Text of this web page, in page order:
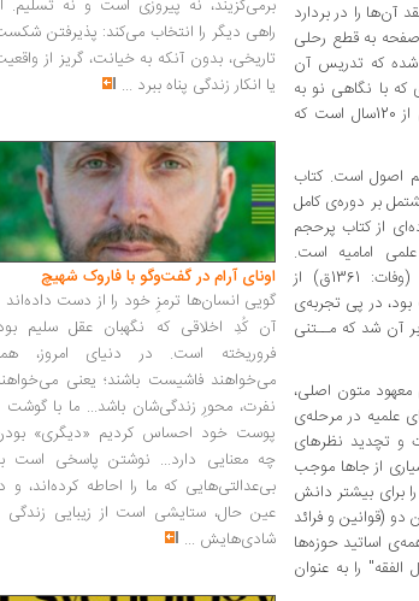
آن‌ها را در بردارد
و معمولا بعد از معالم تدریس می‌شده، ولی حجم زیاد آن (حدود 700صفحه به قطع رحلی
شده که تدریس آن
که با نگاهی نو به
علم اصول و مقوله بندی ادله ی استنباط احکام تألیف شده و بیش از 120سال است که
اصول است. کتاب
مولی محمدکاظم خراسانی (وفات: 1329ق) مشتمل بر دوره‌ی کامل
از کتاب پرحجم
امامیه است.
محمدرضامظفر که خود از شاگردان شیخ محمدحسین اصفهانی (وفات: 1361ق) از
در پی تجربه‌ی
آن شد که مــتنی
معهود متون اصلی،
علمیه در مرحله‌ی
و تچدید نظرهای
از جاها موجب
برای بیشتر دانش
(قوانین و فرائد
اساتید حوزه‌ها
را به عنوان
برمی‌گزیند، نه پیروزی است و نه تسلیم.
راهی دیگر را انتخاب می‌کند: پذیرفتن
تاریخی، بدون آنکه به خیانت، گریز از
یا انکار زندگی پناه ببرد ...
اونای آرام در گفت‌وگو با فاروک شهیچ‭
گویی انسان‌ها ترمزِ خود را از دست داده‌اند
آن کُدِ اخلاقی که نگهبان عقل سلیم
فروریخته است. در دنیای امروز،
می‌خواهند فاشیست باشند؛ یعنی
نفرت، محورِ زندگی‌شان باشد... ما با گوشت
پوست خود احساس کردیم «دیگری»
چه معنایی دارد... نوشتن پاسخی است
بی‌عدالتی‌هایی که ما را احاطه کرده‌اند، و
عین حال، ستایشی است از زیبایی زندگی
شادی‌هایش ...